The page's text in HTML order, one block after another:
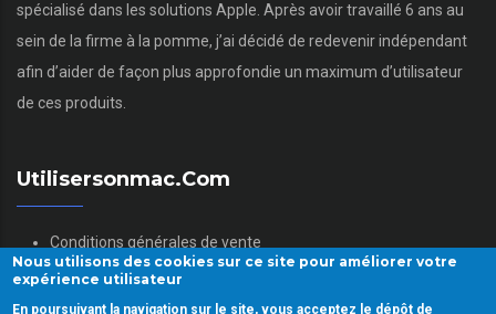
spécialisé dans les solutions Apple. Après avoir travaillé 6 ans au
sein de la firme à la pomme, j’ai décidé de redevenir indépendant
afin d’aider de façon plus approfondie un maximum d’utilisateur
de ces produits.
Utilisersonmac.com
Conditions générales de vente
Mentions légales
Politique des données personnelles
Nous utilisons des cookies sur ce site pour améliorer votre
expérience utilisateur
En poursuivant la navigation sur le site, vous acceptez le dépôt de